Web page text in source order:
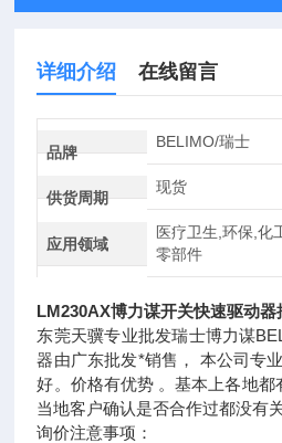
详细介绍 在线留言
品牌
BELIMO/瑞士
供货周期
现货
应用领域
医疗卫生,环保,化
零部件
LM230AX博力谋开关快速驱动器
东莞天骥专业批发瑞士博力谋
器由广东批发*销售， 本公司专
好。价格有优势 。基本上各地
当地客户确认是否合作过都没有关
询价注意事项：